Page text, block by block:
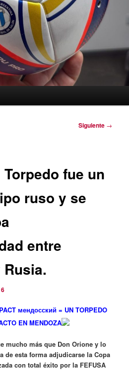
Siguiente →
fue un
ruso y se
entre
мендосский = UN TORPEDO
EN MENDOZA
mucho más que Don Orione y lo
de esta forma adjudicarse la Copa
con total éxito por la FEFUSA